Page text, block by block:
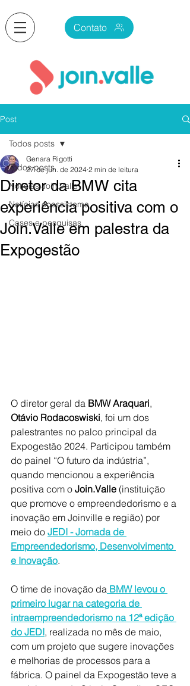
Contato
Post
Todos posts
Notícias Join.Valle
Notícias ecossistema
Cases e pesquisas
Todos posts
Diretor da BMW cita
experiência positiva com o
Join.Valle em palestra da
Expogestão
Genara Rigotti
27 de jun. de 2024 2 min de leitura
O diretor geral da BMW Araquari,
Otávio Rodacoswiski, foi um dos
palestrantes no palco principal da
Expogestão 2024. Participou também
do painel “O futuro da indústria”,
quando mencionou a experiência
positiva com o Join.Valle (instituição
que promove o empreendedorismo e a
inovação em Joinville e região) por
meio do JEDI - Jornada de
Empreendedorismo, Desenvolvimento
e Inovação.
O time de inovação da BMW levou o
primeiro lugar na categoria de
intraempreendedorismo na 12ª edição
do JEDI, realizada no mês de maio,
com um projeto que sugere inovações
e melhorias de processos para a
fábrica. O painel da Expogestão teve a